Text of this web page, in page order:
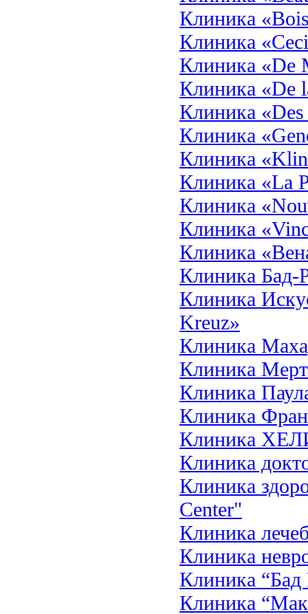
Клиника
Клиника
Клиника «De
Клиника «De
Клиника «Des
Клиника
Клиника
Клиника «La
Клиника
Клиника
Клиника
Клиника Бад-
Клиника
Kreuz»
Клиника
Клиника
Клиника
Клиника
Клиника
Клиника
Клиника
Center"
Клиника
Клиника
Клиника
Клиника